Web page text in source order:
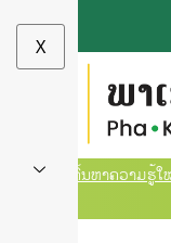
content
X
Home ຄົ້ນຫາຄວາມຮູ້ໃ